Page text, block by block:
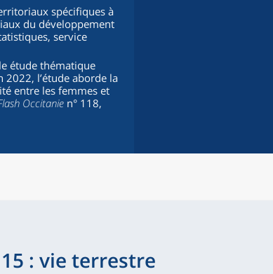
spécifiques à
du développement
service
étude thématique
l’étude aborde la
entre les femmes et
Occitanie n° 118,
: vie terrestre